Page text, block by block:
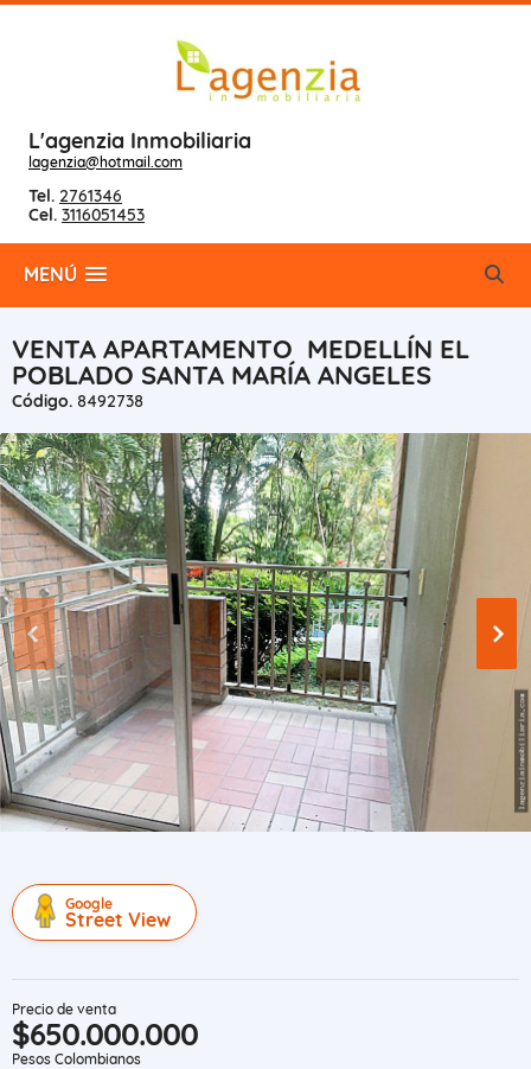
L'agenzia Inmobiliaria
lagenzia@hotmail.com
Tel. 2761346
Cel. 3116051453
MENÚ
VENTA APARTAMENTO MEDELLÍN EL
POBLADO SANTA MARÍA ANGELES
Código. 8492738
Google
Street View
Precio de venta
$650.000.000
Pesos Colombianos